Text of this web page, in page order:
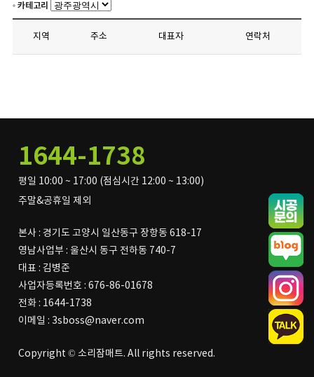
카테고리
지역 주소 대표자 연락처
1644-1738
평일 10:00 ~ 17:00 (점심시간 12:00 ~ 13:00)
주말&공휴일 제외
본사 : 경기도 고양시 일산동구 장항동 618-17
영남사업부 : 울산시 동구 전하동 740-7
대표 : 김병준
사업자등록번호 : 676-86-01678
전화 : 1644-1738
이메일 : 3sboss@naver.com
Copyright © 소리잠매트. All rights reserved.